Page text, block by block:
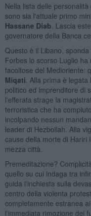
Nella lista delle
sono sia l'attuale primo
Hassane Diab . Lascia
governatore della Banca
Questo è il Libano,
Forbes lo scorso Luglio
facoltose del Medioriente:
Miqati . Alla prima è
politico ed imprenditore di
l'efferata strage la
terroristica che ha
incolpando nessun
leader di Hezbollah. Alla
cause della morte di Hariri
mezza città.
Premeditazione?
quello su cui indaga tra
guida l'inchiesta sulla
centro della violenta
completamente estranea
l'immediata rimozione del